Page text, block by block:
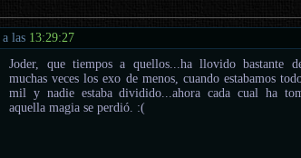
a las 13:29:27
Joder, que tiempos a quellos...ha llovido bastante
muchas veces los exo de menos, cuando estabamos
mil y nadie estaba dividido...ahora cada cual ha
aquella magia se perdió. :(